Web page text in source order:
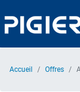
au
contenu
Accueil Offres